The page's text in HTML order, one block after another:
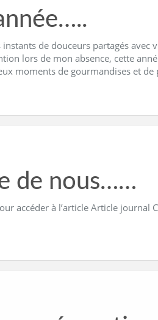
de douceurs partagés
lors de mon absence, cette
moments de gourmandises et
de nous……
accéder à l’article Article journal